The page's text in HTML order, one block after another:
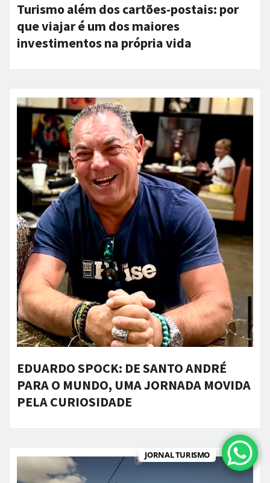
Turismo além dos cartões-postais: por
que viajar é um dos maiores
investimentos na própria vida
EDUARDO SPOCK: DE SANTO ANDRÉ
PARA O MUNDO, UMA JORNADA MOVIDA
PELA CURIOSIDADE
JORNAL TURISMO